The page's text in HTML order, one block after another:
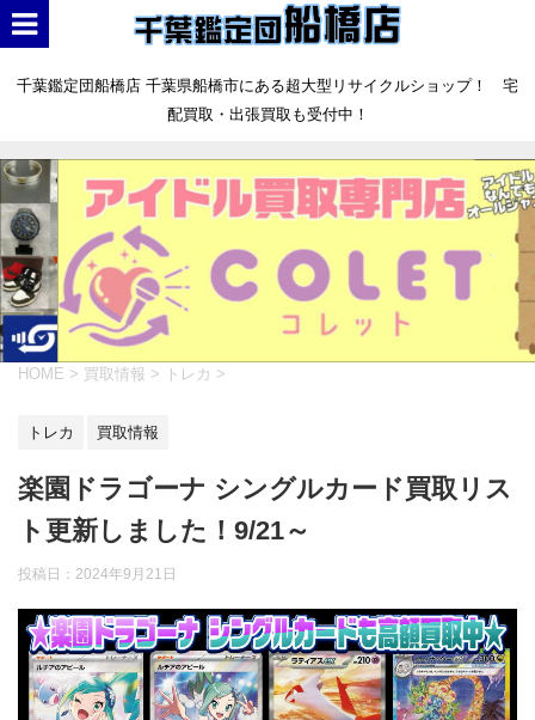
千葉鑑定団船橋店 千葉県船橋市にある超大型リサイクルショップ！ 宅
配買取・出張買取も受付中！
HOME > 買取情報 > トレカ >
トレカ 買取情報
楽園ドラゴーナ シングルカード買取リス
ト更新しました！9/21～
投稿日： 2024年9月21日